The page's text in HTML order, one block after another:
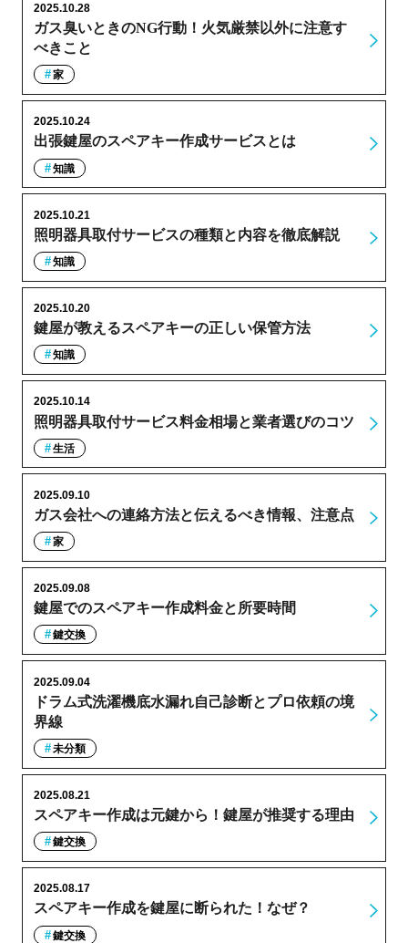
ガス臭いときのNG行動！火気厳禁以外に注意す
べきこと
2025.10.28
家
出張鍵屋のスペアキー作成サービスとは
2025.10.24
知識
照明器具取付サービスの種類と内容を徹底解説
2025.10.21
知識
鍵屋が教えるスペアキーの正しい保管方法
2025.10.20
知識
照明器具取付サービス料金相場と業者選びのコツ
2025.10.14
生活
ガス会社への連絡方法と伝えるべき情報、注意点
2025.09.10
家
鍵屋でのスペアキー作成料金と所要時間
2025.09.08
鍵交換
ドラム式洗濯機底水漏れ自己診断とプロ依頼の境
界線
2025.09.04
未分類
スペアキー作成は元鍵から！鍵屋が推奨する理由
2025.08.21
鍵交換
スペアキー作成を鍵屋に断られた！なぜ？
2025.08.17
鍵交換